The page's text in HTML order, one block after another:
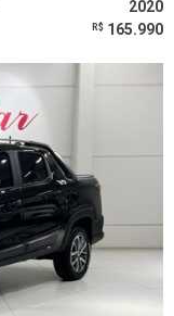
2020
R$ 165.990